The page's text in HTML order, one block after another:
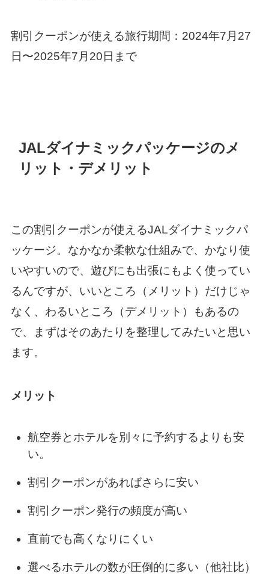
割引クーポンが使える旅行期間：2024年7月27
日〜2025年7月20日まで
JALダイナミックパッケージのメ
リット・デメリット
この割引クーポンが使えるJALダイナミックパ
ッケージ。なかなか柔軟な仕組みで、かなり使
いやすいので、遊びにも出張にもよく使ってい
るんですが、いいところ（メリット）だけじゃ
なく、わるいところ（デメリット）もあるの
で、まずはそのあたりを整理してみたいと思い
ます。
メリット
航空券とホテルを別々に予約するよりも安
い。
割引クーポンがあればさらに安い
割引クーポン発行の頻度が高い
直前でも高くなりにくい
選べるホテルの数が圧倒的に多い（他社比）